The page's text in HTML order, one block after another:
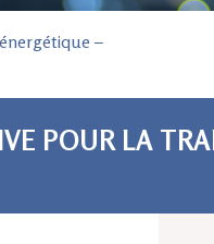
–
POUR LA